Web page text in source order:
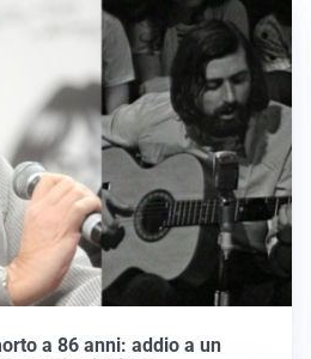
a 86 anni: addio a un